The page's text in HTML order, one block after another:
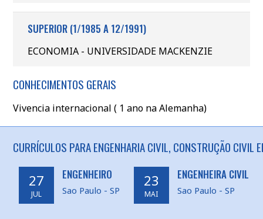
SUPERIOR (1/1985 A 12/1991)
ECONOMIA - UNIVERSIDADE MACKENZIE
CONHECIMENTOS GERAIS
Vivencia internacional ( 1 ano na Alemanha)
CURRÍCULOS PARA ENGENHARIA CIVIL, CONSTRUÇÃO CIVIL
27
JUL
ENGENHEIRO
Sao Paulo - SP
23
MAI
ENGENHEIRA CIVIL
Sao Paulo - SP